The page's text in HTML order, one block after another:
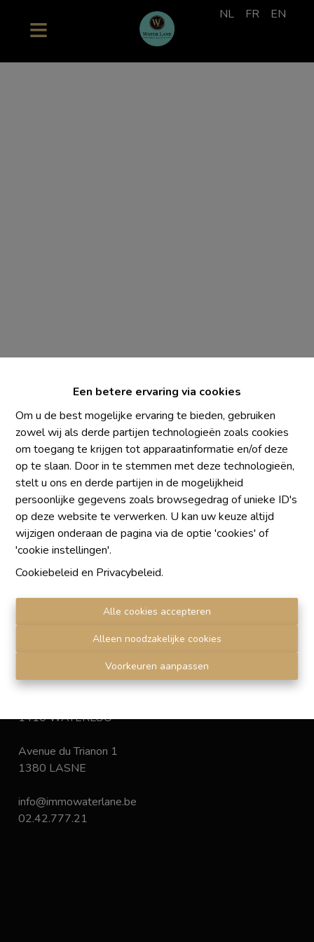
Een betere ervaring via cookies
Om u de best mogelijke ervaring te bieden, gebruiken
zowel wij als derde partijen technologieën zoals cookies
om toegang te krijgen tot apparaatinformatie en/of deze
op te slaan. Door in te stemmen met deze technologieën,
stelt u ons en derde partijen in de mogelijkheid
persoonlijke gegevens zoals browsegedrag of unieke ID's
op deze website te verwerken. U kan uw keuze altijd
wijzigen onderaan de pagina via de optie 'cookies' of
'cookie instellingen'.
Cookiebeleid en Privacybeleid.
Alle cookies accepteren
Alleen noodzakelijke cookies
Voorkeuren aanpassen
NL FR EN
Chaque agence est juridiquement et financièrement
indépendante
SRL IMMO Water Lane - TVA BE 0755330288
Agrétion I.P.I. N° 510.423
RC professionnelle et cautionnement vis AXA Belgium
N° 730.390.160
Institut professionnel des agents immobiliers, rue du
Luxembourg 16 B, 1000 Bruxelles. Le
déontologiede l'Institut professionnel des agents
Privacy statement
1410 WATERLOO
Avenue du Trianon 1
1380 LASNE
info@immowaterlane.be
02.42.777.21